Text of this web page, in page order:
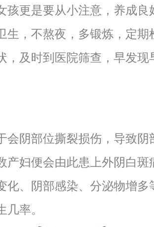
更是要从小注意，养成良
生，不熬夜，多锻炼，定期
，及时到医院筛查，早发现
阴部位撕裂损伤，导致阴
产妇便会由此患上外阴白斑
化、阴部感染、分泌物增多
率。